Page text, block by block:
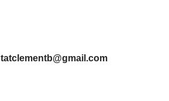
tatclementb@gmail.com